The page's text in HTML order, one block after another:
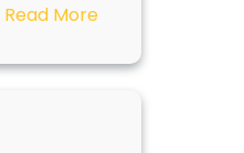
Read More: